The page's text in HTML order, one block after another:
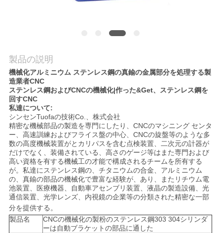
く
だ
さ
い
ニ
ュ
ー
ス
製品の説明
機械化アルミニウム ステンレス鋼の真鍮の金属部分を処理する製
造業者CNC
ステンレス鋼およびCNCの機械化|作った&Get、ステンレス鋼を
回すCNC
私達について:
シンセンTuofaの技術Co.、株式会社
精密な機械部品の製造を専門にしたり、CNCのマシニング センタ
ー、高速訓練およびフライス盤の中心、CNCの旋盤等のような多
数の高度機械装置がとカリパスを含む点検装置、二次元の計器が
だけでなく、装備されている、高さのゲージ等はまた専門および
高い資格を有する機械工の才能で構成されるチームを所有する
が。私達にステンレス鋼の、チタニウムの合金、アルミニウム
の、真鍮の部品の機械化で豊富な経験が、あり、またリチウム電
池装置、医療機器、自動車アセンブリ装置、液晶の製造設備、光
通信装置、光学レンズ、内視鏡の企業等の分類された精密な一部
分を提供する。
製品名
CNCの機械化の製粉のステンレス鋼303 304シリンダ
ーは自動ブラケットの部品に通した